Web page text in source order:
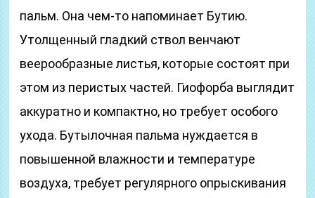
пальм. Она чем-то напоминает Бутию.
Утолщенный гладкий ствол венчают
веерообразные листья, которые состоят при
этом из перистых частей. Гиофорба выглядит
аккуратно и компактно, но требует особого
ухода. Бутылочная пальма нуждается в
повышенной влажности и температуре
воздуха, требует регулярного опрыскивания